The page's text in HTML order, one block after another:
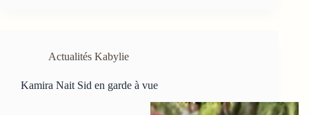
Actualités Kabylie
Kamira Nait Sid en garde à vue